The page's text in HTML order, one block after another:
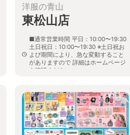
洋服の青山
東松山店
■通常営業時間 平日：10:00〜19:30
土日祝日：10:00〜19:30 ※土日祝お
よび期間により、急な変動すること
がありますので 詳細はホームページ
を確認ください